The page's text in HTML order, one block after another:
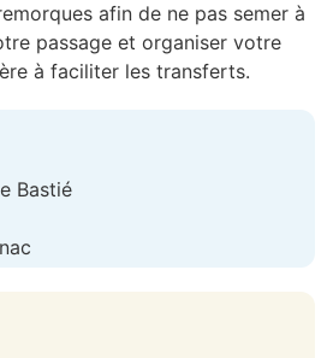
afin de ne pas semer à
passage et organiser votre
à faciliter les transferts.
Bastié